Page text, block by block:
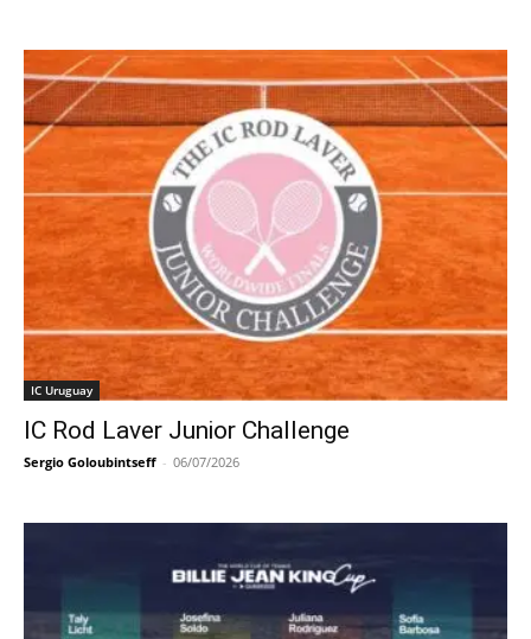
IC Uruguay
IC Rod Laver Junior Challenge
Sergio Goloubintseff - 06/07/2026